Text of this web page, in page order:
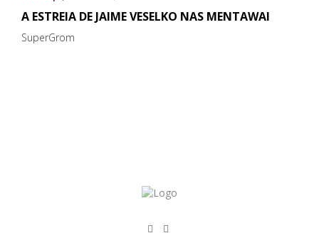
A ESTREIA DE JAIME VESELKO NAS MENTAWAI
SuperGrom